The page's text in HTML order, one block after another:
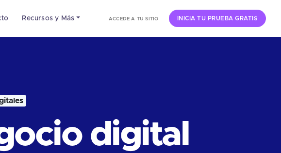
Recursos y Más ACCEDE A TU SITIO INICIA TU PRUEBA GRATIS
digital